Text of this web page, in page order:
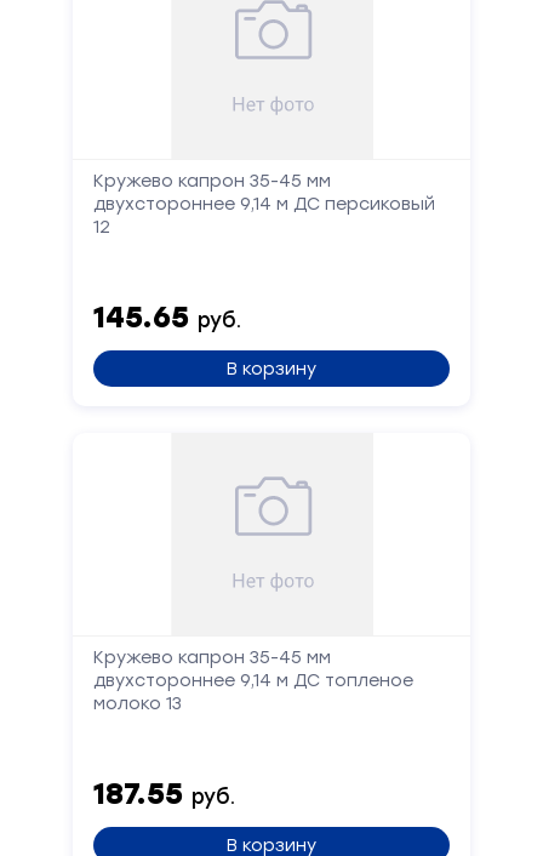
Кружево капрон 35-45 мм
двухстороннее 9,14 м ДС персиковый
12
145.65 руб.
В корзину
Кружево капрон 35-45 мм
двухстороннее 9,14 м ДС топленое
молоко 13
187.55 руб.
В корзину